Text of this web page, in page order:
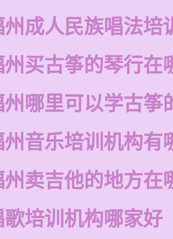
州成人民族唱法培
州买古筝的琴行在
州哪里可以学古筝
州音乐培训机构有
州卖吉他的地方在
歌培训机构哪家好